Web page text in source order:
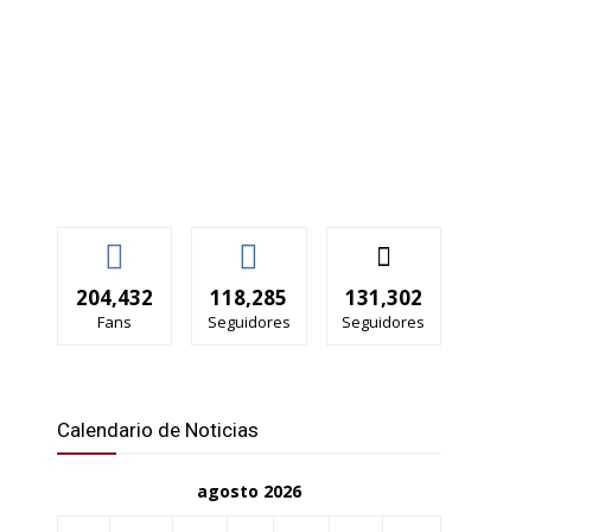
204,432
Fans
118,285
Seguidores
131,302
Seguidores
Calendario de Noticias
agosto 2026